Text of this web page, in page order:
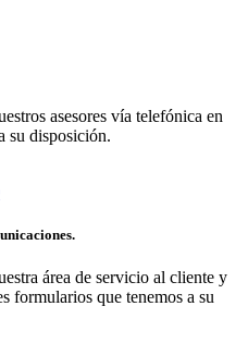
asesores vía telefónica en
su disposición.
área de servicio al cliente y
formularios que tenemos a su